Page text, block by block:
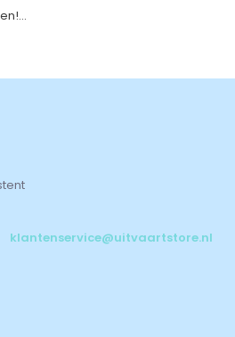
klantenservice@uitvaartstore.nl